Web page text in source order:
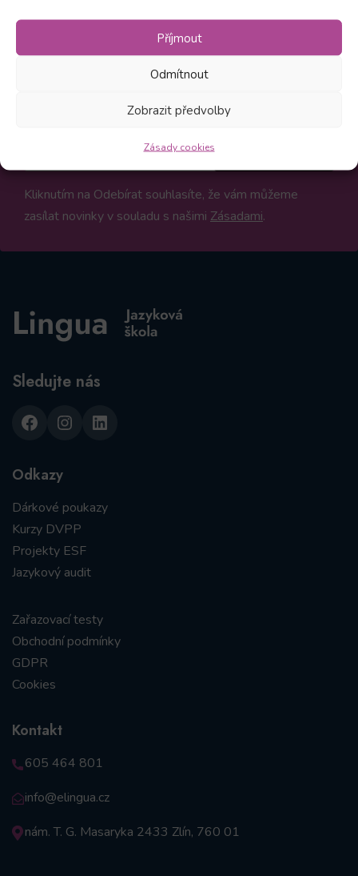
Příjmout
Odmítnout
Zobrazit předvolby
Zásady cookies
Zůstaňte v obraze
Odebírejte novinky a mějte přehled o všech našich
Kliknutím na Odebírat souhlasíte, že vám můžeme
zasílat novinky v souladu s našimi Zásadami.
Sledujte nás
Facebook
Instagram
LinkedIn
Odkazy
Dárkové poukazy
Kurzy DVPP
Projekty ESF
Jazykový audit
Zařazovací testy
Obchodní podmínky
GDPR
Cookies
Kontakt
605 464 801
info@elingua.cz
nám. T. G. Masaryka 2433 Zlín, 760 01